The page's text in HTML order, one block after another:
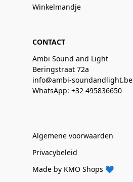
Winkelmandje
CONTACT
Ambi Sound and Light
Beringstraat 72a
info@ambi-soundandlight.be
WhatsApp: +32 495836650
Algemene voorwaarden
Privacybeleid
Made by KMO Shops 💙